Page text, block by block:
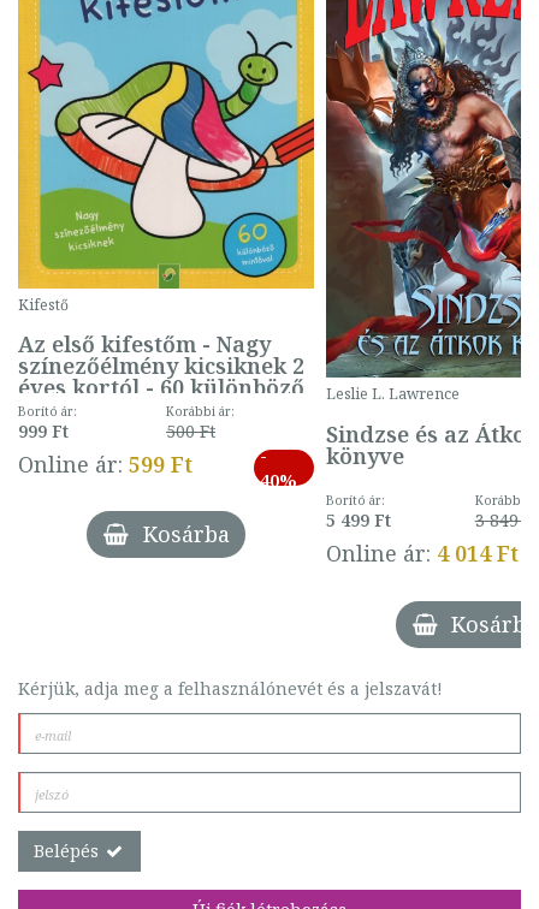
Kifestő
Az első kifestőm - Nagy
színezőélmény kicsiknek 2
éves kortól - 60 különböző
mintával (gombás)
Borító ár:
999 Ft
Korábbi ár:
500 Ft
Online ár: 599 Ft
-
40%
Kosárba
Leslie L. Lawrence
Sindzse és az Átkok
könyve
Borító ár:
5 499 Ft
Korábbi
3 849 Ft
Online ár: 4 014 Ft
Kosárba
Kérjük, adja meg a felhasználónevét és a jelszavát!
Belépés